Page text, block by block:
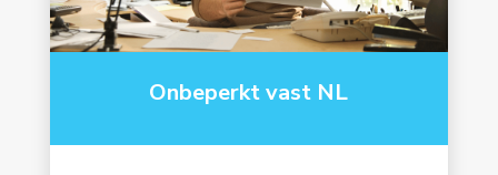
Onbeperkt vast NL